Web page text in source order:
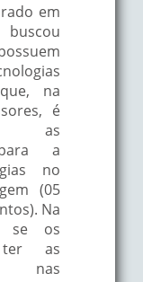
em
na
é
as
a
no
(05
Na
se os
ter as
nas